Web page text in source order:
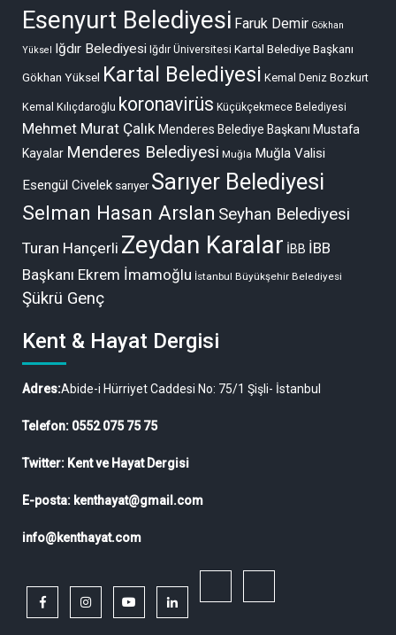
Esenyurt Belediyesi Faruk Demir Gökhan
Yüksel Iğdır Belediyesi Iğdır Üniversitesi Kartal Belediye Başkanı
Gökhan Yüksel Kartal Belediyesi Kemal Deniz Bozkurt
Kemal Kılıçdaroğlu koronavirüs Küçükçekmece Belediyesi
Mehmet Murat Çalık Menderes Belediye Başkanı Mustafa
Kayalar Menderes Belediyesi Muğla Muğla Valisi
Esengül Civelek sarıyer Sarıyer Belediyesi
Selman Hasan Arslan Seyhan Belediyesi
Turan Hançerli Zeydan Karalar İBB İBB
Başkanı Ekrem İmamoğlu İstanbul Büyükşehir Belediyesi
Şükrü Genç
Kent & Hayat Dergisi
Adres:Abide-i Hürriyet Caddesi No: 75/1 Şişli- İstanbul
Telefon: 0552 075 75 75
Twitter: Kent ve Hayat Dergisi
E-posta: kenthayat@gmail.com
info@kenthayat.com
facebookinstagramyoutubelinkedin